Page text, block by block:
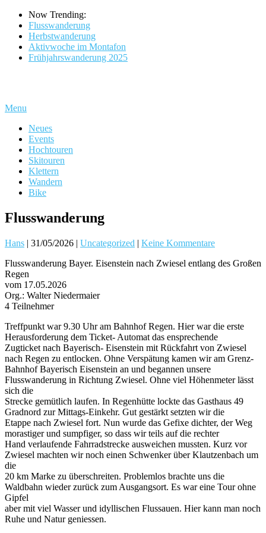
Now Trending:
Flusswanderung
Herbstwanderung
Aktivwoche im Montafon
Frühjahrswanderung 2025
Menu
Neues
Events
Hochtouren
Skitouren
Klettern
Wandern
Bike
Flusswanderung
Hans | 31/05/2026 | Uncategorized | Keine Kommentare
Flusswanderung Bayer. Eisenstein nach Zwiesel entlang des Großen
Regen
vom 17.05.2026
Org.: Walter Niedermaier
4 Teilnehmer
Treffpunkt war 9.30 Uhr am Bahnhof Regen. Hier war die erste
Herausforderung dem Ticket- Automat das ensprechende
Zugticket nach Bayerisch- Eisenstein mit Rückfahrt von Zwiesel
nach Regen zu entlocken. Ohne Verspätung kamen wir am Grenz-
Bahnhof Bayerisch Eisenstein an und begannen unsere
Flusswanderung in Richtung Zwiesel. Ohne viel Höhenmeter lässt
sich die
Strecke gemütlich laufen. In Regenhütte lockte das Gasthaus 49
Gradnord zur Mittags-Einkehr. Gut gestärkt setzten wir die
Etappe nach Zwiesel fort. Nun wurde das Gefixe dichter, der Weg
morastiger und sumpfiger, so dass wir teils auf die rechter
Hand verlaufende Fahrradstrecke ausweichen mussten. Kurz vor
Zwiesel machten wir noch einen Schwenker über Klautzenbach um
die
20 km Marke zu überschreiten. Problemlos brachte uns die
Waldbahn wieder zurück zum Ausgangsort. Es war eine Tour ohne
Gipfel
aber mit viel Wasser und idyllischen Flussauen. Hier kann man noch
Ruhe und Natur geniessen.